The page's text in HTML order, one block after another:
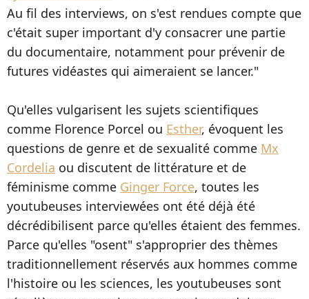
Au fil des interviews, on s'est rendues compte que
c'était super important d'y consacrer une partie
du documentaire, notamment pour prévenir de
futures vidéastes qui aimeraient se lancer."
Qu'elles vulgarisent les sujets scientifiques
comme Florence Porcel ou Esther, évoquent les
questions de genre et de sexualité comme Mx
Cordelia ou discutent de littérature et de
féminisme comme Ginger Force, toutes les
youtubeuses interviewées ont été déjà été
décrédibilisent parce qu'elles étaient des femmes.
Parce qu'elles "osent" s'approprier des thèmes
traditionnellement réservés aux hommes comme
l'histoire ou les sciences, les youtubeuses sont